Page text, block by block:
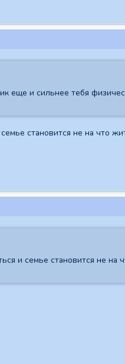
еще и сильнее тебя
становится не на что
и семье становится не на